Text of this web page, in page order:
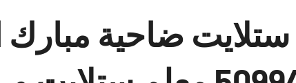
ضاحية مبارك